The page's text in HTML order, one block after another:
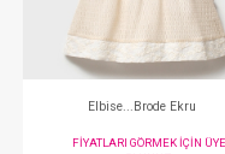
#132.8170.10